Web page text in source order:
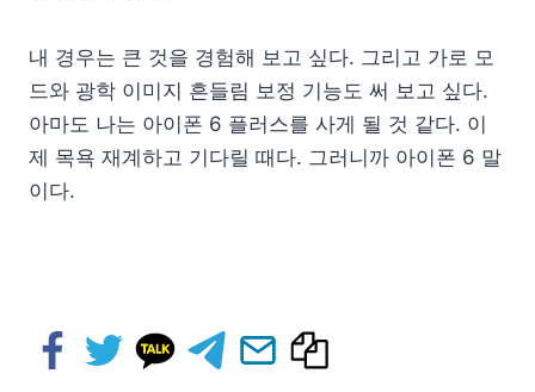
내 경우는 큰 것을 경험해 보고 싶다. 그리고 가로 모
드와 광학 이미지 흔들림 보정 기능도 써 보고 싶다.
아마도 나는 아이폰 6 플러스를 사게 될 것 같다. 이
제 목욕 재계하고 기다릴 때다. 그러니까 아이폰 6 말
이다.